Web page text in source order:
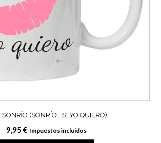
SONRÍO (SONRÍO… SI YO QUIERO).
9,95 € Impuestos incluidos